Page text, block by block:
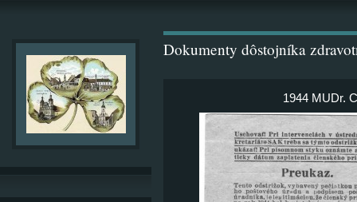
Dokumenty dôstojníka
1944 MUDr.